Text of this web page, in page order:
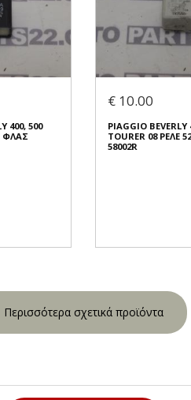
400, 500
ΦΛΑΣ
€ 10.00
PIAGGIO BEVERLY
TOURER 08 ΡΕΛΕ
58002R
Περισσότερα σχετικά προϊόντα